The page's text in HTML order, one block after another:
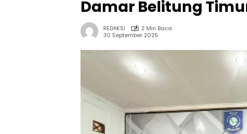
Damar Belitung
REDAKSI
2 Min Baca
30 September 2025